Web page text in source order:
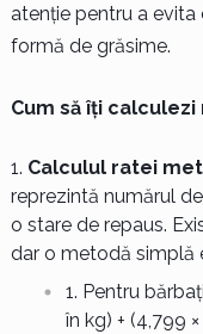
atenție pentru a evita
formă de grăsime.
Cum să îți
Calculul ratei
reprezintă numărul
o stare de repaus.
dar o metodă simplă
Pentru
în kg) + (4,799